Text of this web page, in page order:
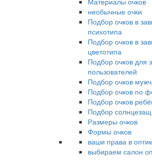
необычные очки
Подбор очков в
психотипа
Подбор очков в
цветотипа
Подбор очков для
пользователей
Подбор очков
Подбор очков по
Подбор очков
Подбор
Размеры очков
Формы очков
ваши права в
выбираем салон